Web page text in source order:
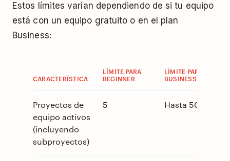
Estos límites varían dependiendo de si tu equipo
está con un equipo gratuito o en el plan
Business:
CARACTERÍSTICA
LÍMITE PARA
BEGINNER
LÍMITE PARA
BUSINESS
Proyectos de
equipo activos
(incluyendo
subproyectos)
5 Hasta 500